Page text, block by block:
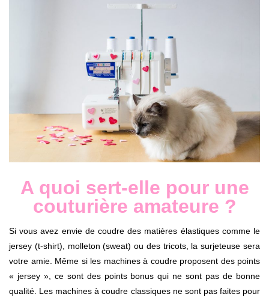
A quoi sert-elle pour une
couturière amateure ?
Si vous avez envie de coudre des matières élastiques comme le
jersey (t-shirt), molleton (sweat) ou des tricots, la surjeteuse sera
votre amie. Même si les machines à coudre proposent des points
« jersey », ce sont des points bonus qui ne sont pas de bonne
qualité. Les machines à coudre classiques ne sont pas faites pour